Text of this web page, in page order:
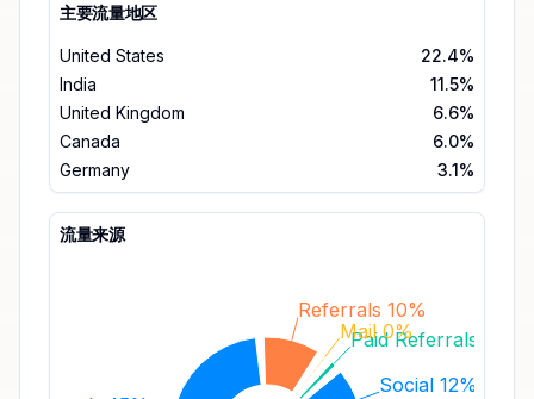
主要流量地区
United States
22.4%
India
11.5%
United Kingdom
6.6%
Canada
6.0%
Germany
3.1%
流量来源
Social 12%
Paid Referrals 1%
Mail 0%
Referrals 10%